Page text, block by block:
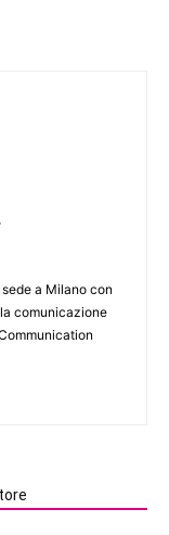
a Milano con
comunicazione